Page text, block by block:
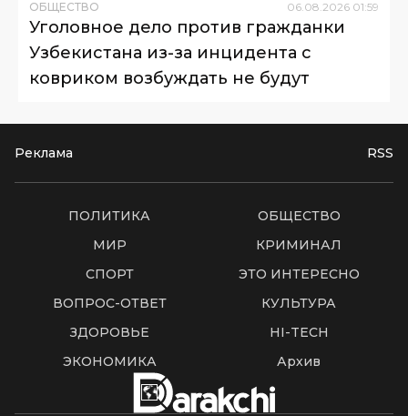
ОБЩЕСТВО 06 08 2026 01:59
Уголовное дело против гражданки
Узбекистана из-за инцидента с
ковриком возбуждать не будут
Реклама RSS
ПОЛИТИКА
ОБЩЕСТВО
МИР
КРИМИНАЛ
СПОРТ
ЭТО ИНТЕРЕСНО
ВОПРОС-ОТВЕТ
КУЛЬТУРА
ЗДОРОВЬЕ
HI-TECH
ЭКОНОМИКА
Архив